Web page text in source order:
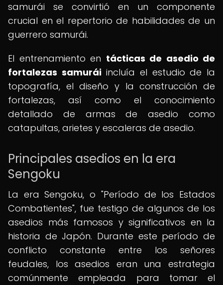
samurái se convirtió en un componente
crucial en el repertorio de habilidades de un
guerrero samurái.
El entrenamiento en tácticas de asedio de
fortalezas samuráiincluía el estudio de la
topografía, el diseño y la construcción de
fortalezas, así como el conocimiento
detallado de armas de asedio como
catapultas, arietes y escaleras de asedio.
Principales asedios en la era
Sengoku
La era Sengoku, o "Período de los Estados
Combatientes", fue testigo de algunos de los
asedios más famosos y significativos en la
historia de Japón. Durante este período de
conflicto constante entre los señores
feudales, los asedios eran una estrategia
comúnmente empleada para tomar el